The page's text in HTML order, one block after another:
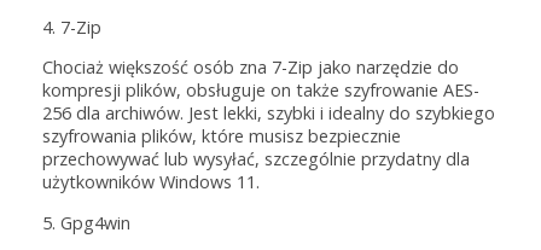
4. 7-Zip
Chociaż większość osób zna 7-Zip jako narzędzie do
kompresji plików, obsługuje on także szyfrowanie AES-
256 dla archiwów. Jest lekki, szybki i idealny do szybkiego
szyfrowania plików, które musisz bezpiecznie
przechowywać lub wysyłać, szczególnie przydatny dla
użytkowników Windows 11.
5. Gpg4win